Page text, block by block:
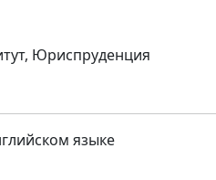
Юриспруденция
языке